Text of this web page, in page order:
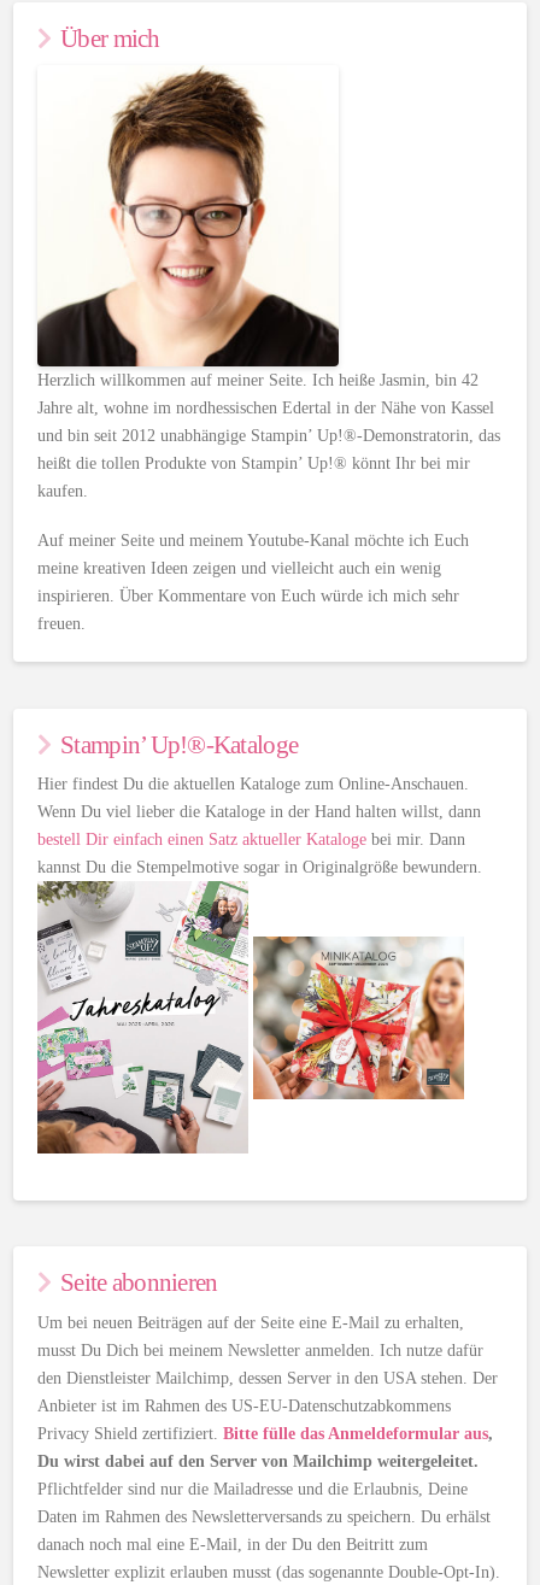
Über mich
Herzlich willkommen auf meiner Seite. Ich heiße Jasmin, bin 42
Jahre alt, wohne im nordhessischen Edertal in der Nähe von Kassel
und bin seit 2012 unabhängige Stampin’ Up!®-Demonstratorin, das
heißt die tollen Produkte von Stampin’ Up!® könnt Ihr bei mir
kaufen.
Auf meiner Seite und meinem Youtube-Kanal möchte ich Euch
meine kreativen Ideen zeigen und vielleicht auch ein wenig
inspirieren. Über Kommentare von Euch würde ich mich sehr
freuen.
Stampin’ Up!®-Kataloge
Hier findest Du die aktuellen Kataloge zum Online-Anschauen.
Wenn Du viel lieber die Kataloge in der Hand halten willst, dann
bestell Dir einfach einen Satz aktueller Kataloge bei mir. Dann
kannst Du die Stempelmotive sogar in Originalgröße bewundern.
Seite abonnieren
Um bei neuen Beiträgen auf der Seite eine E-Mail zu erhalten,
musst Du Dich bei meinem Newsletter anmelden. Ich nutze dafür
den Dienstleister Mailchimp, dessen Server in den USA stehen. Der
Anbieter ist im Rahmen des US-EU-Datenschutzabkommens
Privacy Shield zertifiziert.Bitte fülle das Anmeldeformular aus,
Du wirst dabei auf den Server von Mailchimp weitergeleitet.
Pflichtfelder sind nur die Mailadresse und die Erlaubnis, Deine
Daten im Rahmen des Newsletterversands zu speichern. Du erhälst
danach noch mal eine E-Mail, in der Du den Beitritt zum
Newsletter explizit erlauben musst (das sogenannte Double-Opt-In).